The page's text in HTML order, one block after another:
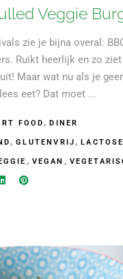
Veggie
zie je bijna overal:
Ruikt heerlijk en zo
Maar wat nu als je
eet? Dat moet
FOOD ,DINER
,GLUTENVRIJ ,
, VEGAN ,